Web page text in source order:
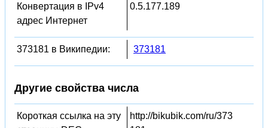
Конвертация в IPv4
адрес Интернет
0.5.177.189
373181 в Википедии: 373181
Другие свойства числа
Короткая ссылка на эту
http://bikubik.com/ru/373